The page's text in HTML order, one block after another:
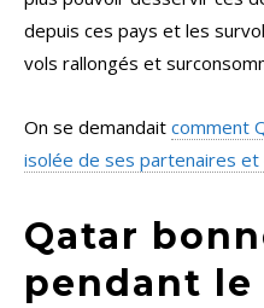
depuis ces pays et les
vols rallongés et
On se demandait comment
isolée de ses partenaires et
Qatar
pendant le